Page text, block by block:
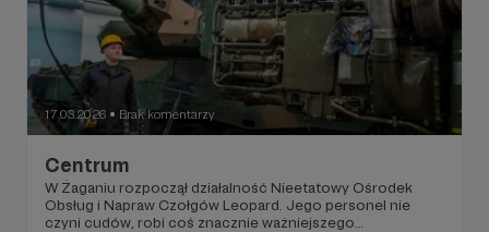
17.03.2026 ● Brak komentarzy
Centrum
W Żaganiu rozpoczął działalność Nieetatowy Ośrodek
Obsług i Napraw Czołgów Leopard. Jego personel nie
czyni cudów, robi coś znacznie ważniejszego…